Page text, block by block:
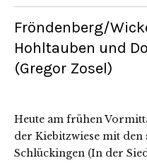
Fröndenberg/
Hohltauben und
(Gregor Zosel)
Heute am frühen
der Kiebitzwiese mit den
Schlückingen (In der